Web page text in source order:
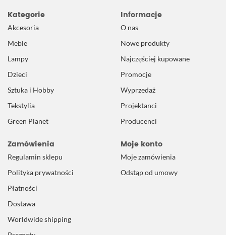
Kategorie
Akcesoria
Meble
Lampy
Dzieci
Sztuka i Hobby
Tekstylia
Green Planet
Informacje
O nas
Nowe produkty
Najczęściej kupowane
Promocje
Wyprzedaż
Projektanci
Producenci
Zamówienia
Regulamin sklepu
Polityka prywatności
Płatności
Dostawa
Worldwide shipping
Moje konto
Moje zamówienia
Odstąp od umowy